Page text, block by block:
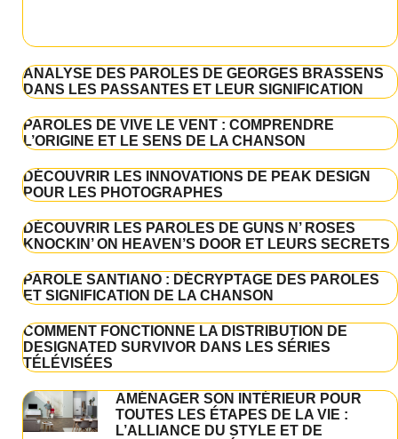
ANALYSE DES PAROLES DE GEORGES BRASSENS
DANS LES PASSANTES ET LEUR SIGNIFICATION
PAROLES DE VIVE LE VENT : COMPRENDRE
L’ORIGINE ET LE SENS DE LA CHANSON
DÉCOUVRIR LES INNOVATIONS DE PEAK DESIGN
POUR LES PHOTOGRAPHES
DÉCOUVRIR LES PAROLES DE GUNS N’ ROSES
KNOCKIN’ ON HEAVEN’S DOOR ET LEURS SECRETS
PAROLE SANTIANO : DÉCRYPTAGE DES PAROLES
ET SIGNIFICATION DE LA CHANSON
COMMENT FONCTIONNE LA DISTRIBUTION DE
DESIGNATED SURVIVOR DANS LES SÉRIES
TÉLÉVISÉES
AMÉNAGER SON INTÉRIEUR POUR
TOUTES LES ÉTAPES DE LA VIE :
L’ALLIANCE DU STYLE ET DE